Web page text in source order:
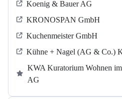
Koenig & Bauer AG
KRONOSPAN GmbH
Kuchenmeister GmbH
Kühne + Nagel (AG & Co.)
KWA Kuratorium Wohnen
AG